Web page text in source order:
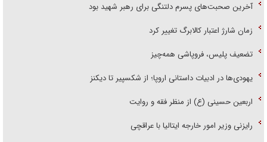
آخرین صحبت‌های پسرم دلتنگی برای رهبر شهید بود
زمان شارژ اعتبار کالابرگ تغییر کرد
تضعیف پلیس، فروپاشی همه‌چیز
یهودی‌ها در ادبیات داستانی اروپا؛ از شکسپیر تا دیکنز
اربعین حسینی (ع) از منظر فقه و روایت
رایزنی وزیر امور خارجه ایتالیا با عراقچی